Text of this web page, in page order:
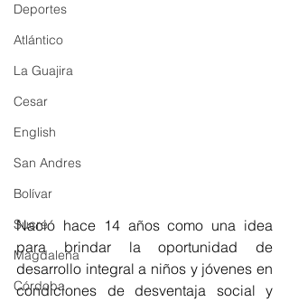
Deportes
Atlántico
La Guajira
Cesar
English
San Andres
Bolívar
Sucre
Magdalena
Córdoba
Nació hace 14 años como una idea
para brindar la oportunidad de
desarrollo integral a niños y jóvenes en
condiciones de desventaja social y